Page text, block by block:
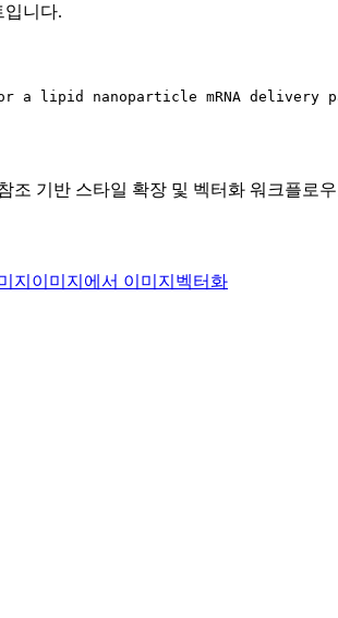
입니다.
a lipid nanoparticle mRNA delivery
조 기반 스타일 확장 및 벡터화 워크플로
지 이미지에서 이미지 벡터화